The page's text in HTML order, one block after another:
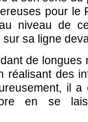
pour le
niveau de
sa ligne
de longues
réalisant des
il
en se